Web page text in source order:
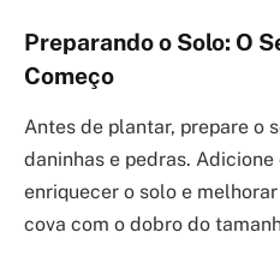
Preparando o Solo: O
Começo
Antes de plantar, prepare o
daninhas e pedras.
enriquecer o solo e
cova com o dobro do